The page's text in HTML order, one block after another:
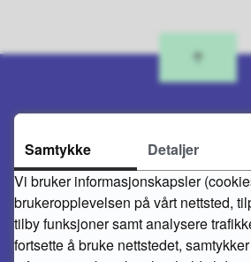
Skriv til oss
FLEKKEFJORD
Kirkegaten 50
4400 Flekkefjord
Samtykke Detaljer
Vi bruker informasjonskapsler
brukeropplevelsen på vårt nettsted,
tilby funksjoner samt analysere
fortsette å bruke nettstedet,